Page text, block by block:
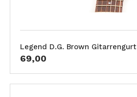
Legend D.G. Brown Gitarrengurt
69,00